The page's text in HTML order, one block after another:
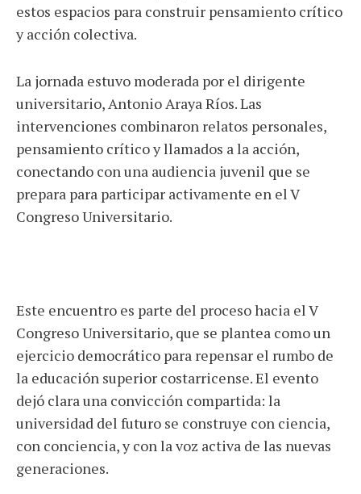
estos espacios para construir pensamiento crítico
y acción colectiva.
La jornada estuvo moderada por el dirigente
universitario, Antonio Araya Ríos. Las
intervenciones combinaron relatos personales,
pensamiento crítico y llamados a la acción,
conectando con una audiencia juvenil que se
prepara para participar activamente en el V
Congreso Universitario.
Este encuentro es parte del proceso hacia el V
Congreso Universitario, que se plantea como un
ejercicio democrático para repensar el rumbo de
la educación superior costarricense. El evento
dejó clara una convicción compartida: la
universidad del futuro se construye con ciencia,
con conciencia, y con la voz activa de las nuevas
generaciones.